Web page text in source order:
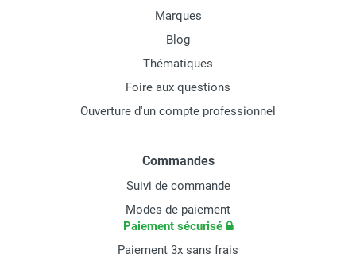
Marques
Blog
Thématiques
Foire aux questions
Ouverture d'un compte professionnel
Commandes
Suivi de commande
Modes de paiement
Paiement sécurisé
Paiement 3x sans frais